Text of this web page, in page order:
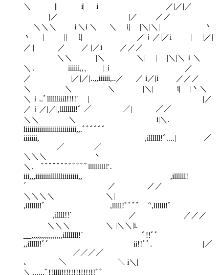
＼ || i| i| |／|／|／
|／ |／ ／／
＼＼＼ i|＼i ＼ ＼ i| |＼|＼| 丶
丶 | || l| ／ｉ／|／i | |／|
／|| ／ ／ |／i ／／／
＼＼ |＼ ＼| | |＼|＼ｉ＼
＼|. iiiiii,,、 |ｉ ／
／ |／|／|..,,iiiiii,..／ ／ i／|i ／／／
＼ ＼ ＼ |＼| i| |丶＼|
＼ｉ..ﾞlllllliiil!!!!′ | |／
／ｉ／|／|,llllllll!ﾞ ／ ／| ／／
＼＼ ＼ i|＼.
liiiiiiiiiiiiiiiiiiiiiiiiii,,.ﾞﾞﾞﾞﾞ゛
iiiiiii, ,illllll!ﾞ....| ／
／ ／
＼＼＼ 丶
＼. ﾞﾞﾞﾞﾞﾞﾞﾞﾞﾞﾞﾞlllllllll!′.
iii,,,iiiiiiiilllllliiiiiiii,, ,illllll!
´ ／ ／／
＼＼＼＼ ＼|
,illllll!ﾞ ,lllll!ﾞﾞﾞﾞ￣´',llllll!ﾞ
,illll!!´ ／ ／／／
＼＼＼ ＼ |＼＼|i.
__,,,,,,,,,,,,,,,,illlllll!´ ﾞ!!ﾞ゛
,,illlll!ﾞ゛ ii!!ﾞﾞ. |／
／／／／
､ ＼ ＼ i＼|
＼|......ﾞ!!llll!!!!!!!!!!!!!!ﾞ゛